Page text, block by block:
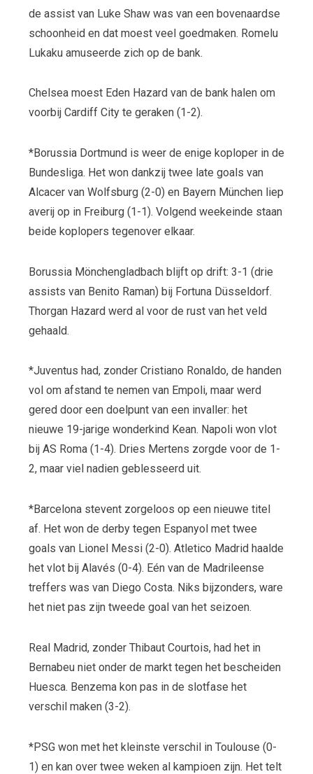
de assist van Luke Shaw was van een bovenaardse
schoonheid en dat moest veel goedmaken. Romelu
Lukaku amuseerde zich op de bank.
Chelsea moest Eden Hazard van de bank halen om
voorbij Cardiff City te geraken (1-2).
*Borussia Dortmund is weer de enige koploper in de
Bundesliga. Het won dankzij twee late goals van
Alcacer van Wolfsburg (2-0) en Bayern München liep
averij op in Freiburg (1-1). Volgend weekeinde staan
beide koplopers tegenover elkaar.
Borussia Mönchengladbach blijft op drift: 3-1 (drie
assists van Benito Raman) bij Fortuna Düsseldorf.
Thorgan Hazard werd al voor de rust van het veld
gehaald.
*Juventus had, zonder Cristiano Ronaldo, de handen
vol om afstand te nemen van Empoli, maar werd
gered door een doelpunt van een invaller: het
nieuwe 19-jarige wonderkind Kean. Napoli won vlot
bij AS Roma (1-4). Dries Mertens zorgde voor de 1-
2, maar viel nadien geblesseerd uit.
*Barcelona stevent zorgeloos op een nieuwe titel
af. Het won de derby tegen Espanyol met twee
goals van Lionel Messi (2-0). Atletico Madrid haalde
het vlot bij Alavés (0-4). Eén van de Madrileense
treffers was van Diego Costa. Niks bijzonders, ware
het niet pas zijn tweede goal van het seizoen.
Real Madrid, zonder Thibaut Courtois, had het in
Bernabeu niet onder de markt tegen het bescheiden
Huesca. Benzema kon pas in de slotfase het
verschil maken (3-2).
*PSG won met het kleinste verschil in Toulouse (0-
1) en kan over twee weken al kampioen zijn. Het telt